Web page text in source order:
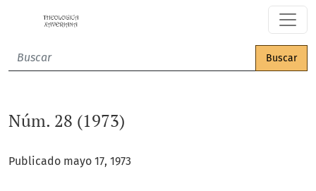
Buscar
Núm. 28 (1973)
Publicado mayo 17, 1973